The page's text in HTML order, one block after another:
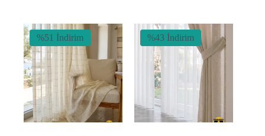
%51 İndirim %43 İndirim